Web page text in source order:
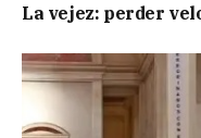
La vejez: perder